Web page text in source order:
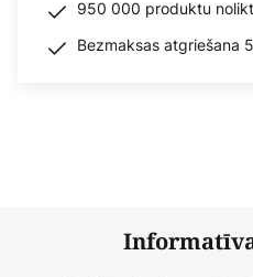
950 000 produktu
Bezmaksas atgriešana